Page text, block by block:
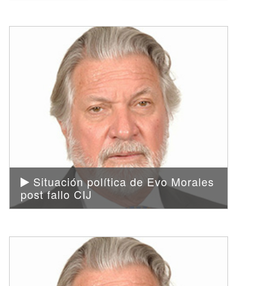
Situación política de Evo Morales
post fallo CIJ